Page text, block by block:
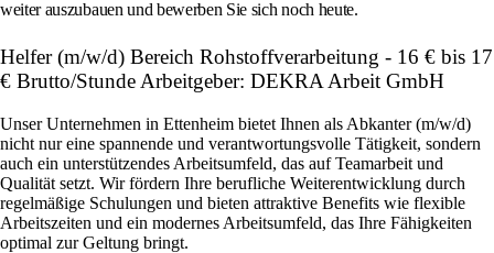
weiter auszubauen und bewerben Sie sich noch heute.
Helfer (m/w/d) Bereich Rohstoffverarbeitung - 16 € bis 17
€ Brutto/Stunde Arbeitgeber: DEKRA Arbeit GmbH
Unser Unternehmen in Ettenheim bietet Ihnen als Abkanter (m/w/d)
nicht nur eine spannende und verantwortungsvolle Tätigkeit, sondern
auch ein unterstützendes Arbeitsumfeld, das auf Teamarbeit und
Qualität setzt. Wir fördern Ihre berufliche Weiterentwicklung durch
regelmäßige Schulungen und bieten attraktive Benefits wie flexible
Arbeitszeiten und ein modernes Arbeitsumfeld, das Ihre Fähigkeiten
optimal zur Geltung bringt.